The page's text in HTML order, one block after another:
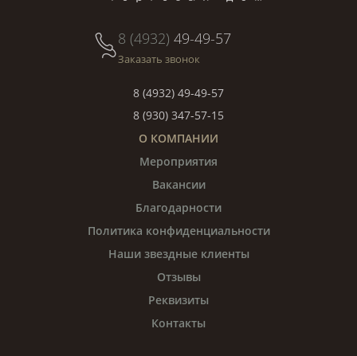
8 (4932) 49-49-57
Заказать звонок
8 (4932) 49-49-57
8 (930) 347-57-15
О КОМПАНИИ
Мероприятия
Вакансии
Благодарности
Политика конфиденциальности
Наши звездные клиенты
Отзывы
Реквизиты
Контакты